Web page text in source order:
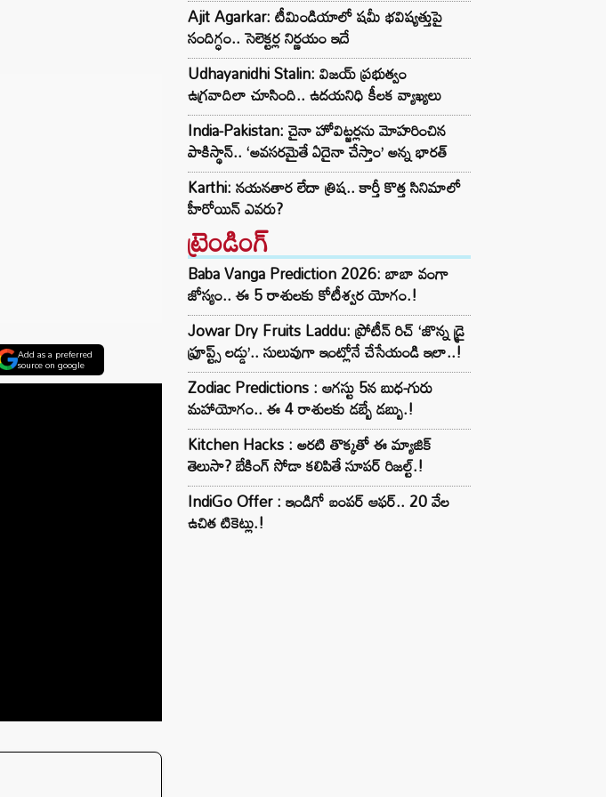
Add as a preferred
source on google
Ajit Agarkar: టీమిండియాలో షమీ భవిష్యత్తుపై
సందిగ్ధం.. సెలెక్టర్ల నిర్ణయం ఇదే
Udhayanidhi Stalin: విజయ్ ప్రభుత్వం
ఉగ్రవాదిలా చూసింది.. ఉదయనిధి కీలక వ్యాఖ్యలు
India-Pakistan: చైనా హోవిట్జర్లను మోహరించిన
పాకిస్థాన్.. ‘అవసరమైతే ఏదైనా చేస్తాం’ అన్న భారత్
Karthi: నయనతార లేదా త్రిష.. కార్తీ కొత్త సినిమాలో
హీరోయిన్ ఎవరు?
ట్రెండింగ్‌
Baba Vanga Prediction 2026: బాబా వంగా
జోస్యం.. ఈ 5 రాశులకు కోటీశ్వర యోగం.!
Jowar Dry Fruits Laddu: ప్రోటీన్ రిచ్ ‘జొన్న డ్రై
ఫ్రూప్ట్స్ లడ్డు’.. సులువుగా ఇంట్లోనే చేసేయండి ఇలా..!
Zodiac Predictions : ఆగస్టు 5న బుధ-గురు
మహాయోగం.. ఈ 4 రాశులకు డబ్బే డబ్బు.!
Kitchen Hacks : అరటి తొక్కతో ఈ మ్యాజిక్
తెలుసా? బేకింగ్ సోడా కలిపితే సూపర్ రిజల్ట్.!
IndiGo Offer : ఇండిగో బంపర్ ఆఫర్.. 20 వేల
ఉచిత టికెట్లు.!